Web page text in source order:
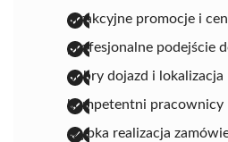
atrakcyjne promocje i
profesjonalne podejście
dobry dojazd i lokalizacja
kompetentni pracownicy
szybka realizacja